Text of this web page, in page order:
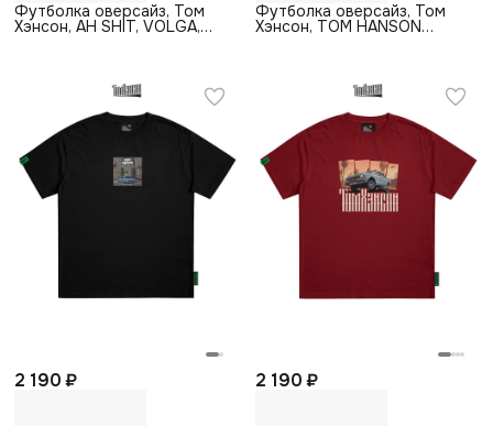
Футболка оверсайз, Том
Хэнсон, AH SHIT, VOLGA,
Футболка оверсайз, Том
Хэнсон, TOM HANSON
2 190 ₽ 2 190 ₽